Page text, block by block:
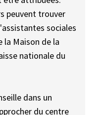
peuvent trouver
sociales
Maison de la
nationale du
dans un
du centre